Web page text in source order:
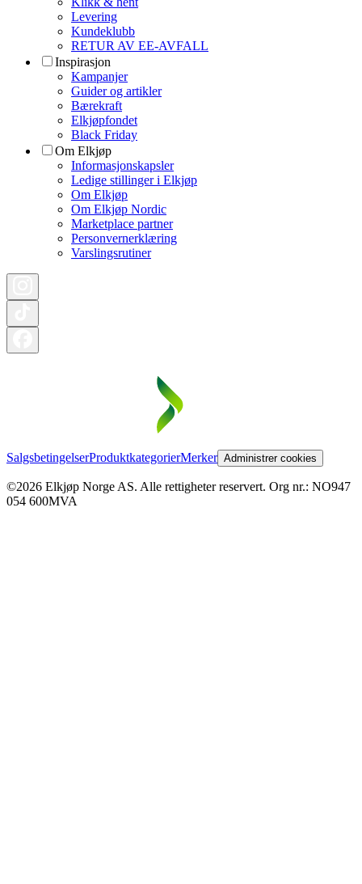
Levering
Kundeklubb
RETUR AV EE-AVFALL
Inspirasjon
Kampanjer
Guider og artikler
Bærekraft
Elkjøpfondet
Black Friday
Om Elkjøp
Informasjonskapsler
Ledige stillinger i Elkjøp
Om Elkjøp
Om Elkjøp Nordic
Marketplace partner
Personvernerklæring
Varslingsrutiner
SalgsbetingelserProduktkategorierMerker Administrer cookies
©2026 Elkjøp Norge AS. Alle rettigheter reservert. Org nr.: NO947
054 600MVA